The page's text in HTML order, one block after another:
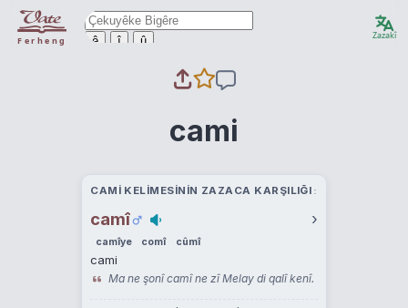
Ferheng ê î û Zazakî
cami
CAMI KELIMESININ ZAZACA KARŞILIĞI
camî ›
camîye comî cûmî
cami
Ma ne şonî camî ne zî Melay di qalî kenî.